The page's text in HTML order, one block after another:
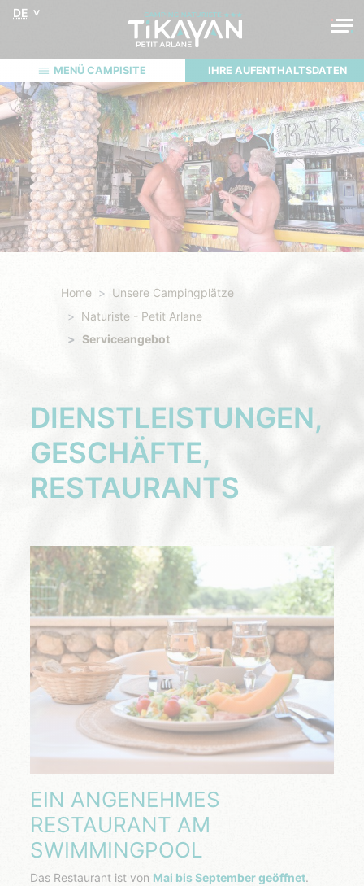
DE
MENÜ CAMPISITE IHRE AUFENTHALTSDATEN
Home
Unsere Campingplätze
Naturiste - Petit Arlane
Serviceangebot
DIENSTLEISTUNGEN,
GESCHÄFTE,
RESTAURANTS
EIN ANGENEHMES
RESTAURANT AM
SWIMMINGPOOL
Das Restaurant ist von Mai bis September geöffnet.